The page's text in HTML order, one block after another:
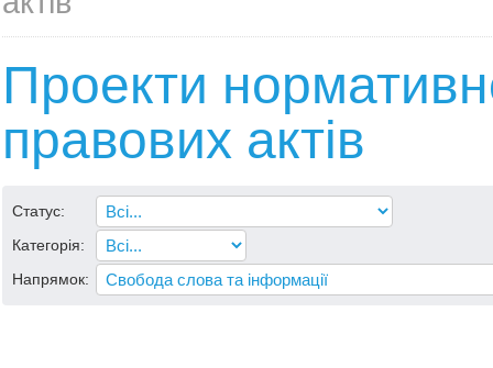
Проекти
правових актів
Статус:
Категорія:
Напрямок: